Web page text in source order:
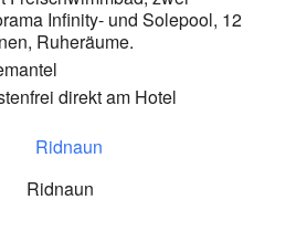
Infinity- und Solepool, 12
Ruheräume.
direkt am Hotel
Ridnaun